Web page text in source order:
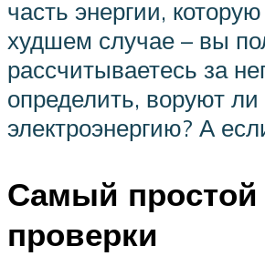
часть энергии,
худшем случае – вы
рассчитываетесь за
определить, воруют
электроэнергию? А
Самый простой
проверки